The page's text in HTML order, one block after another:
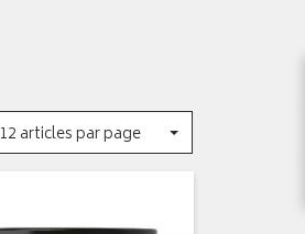
12 articles par page